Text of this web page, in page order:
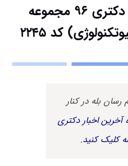
دانلود سؤالات آزمون دکتری ۹۶ مجموعه
کد ۲۲۴۵
رسان بله در کنار
اخبار دکتری
کلیک کنید.